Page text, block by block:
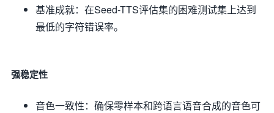
基准成就：在Seed-TTS评估集的困难测试集上达到
最低的字符错误率。
强稳定性
音色一致性：确保零样本和跨语言语音合成的音色可